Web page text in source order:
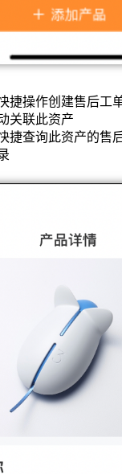
捷操作创建售后工
关联此资产
捷查询此资产的售